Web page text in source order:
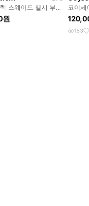
스웨이드 첼시 부츠
원
코이세
이 240
153